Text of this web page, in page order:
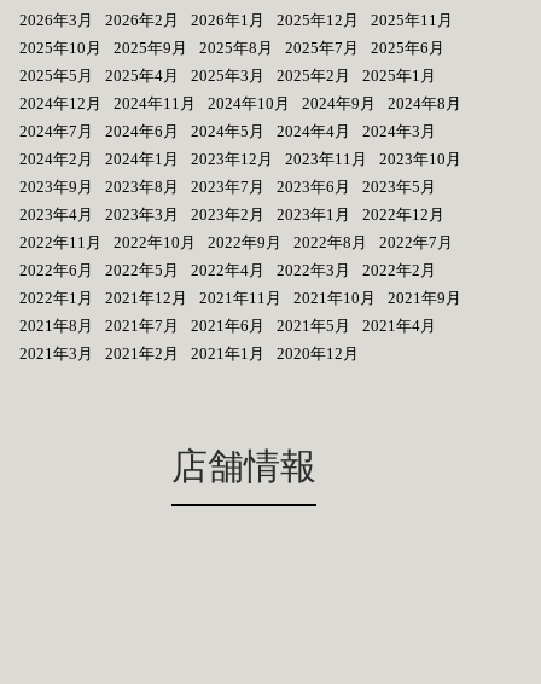
2026年3月
2026年2月 2026年1月 2025年12月
2025年11月
2025年10月
2025年9月 2025年8月 2025年7月
2025年6月
2025年5月
2025年4月 2025年3月 2025年2月
2025年1月
2024年12月
2024年11月 2024年10月 2024年9月
2024年8月
2024年7月
2024年6月 2024年5月 2024年4月
2024年3月
2024年2月
2024年1月 2023年12月 2023年11月
2023年10月
2023年9月
2023年8月 2023年7月 2023年6月
2023年5月
2023年4月
2023年3月 2023年2月 2023年1月
2022年12月
2022年11月
2022年10月 2022年9月 2022年8月
2022年7月
2022年6月
2022年5月 2022年4月 2022年3月
2022年2月
2022年1月
2021年12月 2021年11月 2021年10月
2021年9月
2021年8月
2021年7月 2021年6月 2021年5月
2021年4月
2021年3月
2021年2月 2021年1月 2020年12月
店舗情報